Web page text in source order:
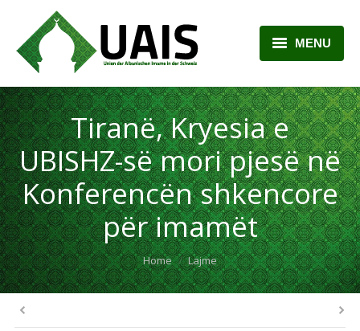
MENU
BALLINA
RRETH NESH
LAJME
ARTIKUJ
PLANI MËSIMOR
KONTAKTI
Tiranë, Kryesia e
UBISHZ-së mori pjesë në
Konferencën shkencore
për imamët
You are here: Home Lajme